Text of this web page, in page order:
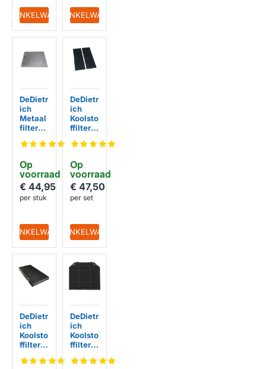
IN WINKELWAGENIN WINKELWAGEN
Op
voorraad
DeDietr
ich
Metaal
filter
4505
53mm
€ 44,95
per stuk
IN WINKELWAGEN
Op
voorraad
DeDietr
ich
Koolsto
ffilter
AE1
€ 47,50
per set
IN WINKELWAGEN
DeDietr
ich
Koolsto
ffilter
06
DeDietr
ich
Koolsto
ffilter
4